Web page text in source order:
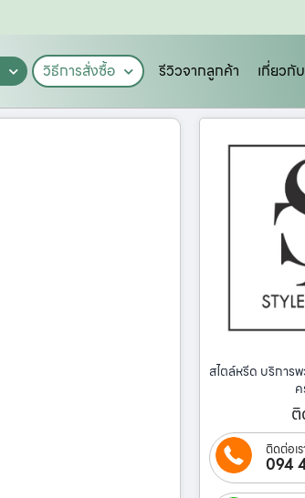
วิธีการสั่งซื้อ รีวิวจากลูกค้า เกี่ยวกับ
สไตล์หรีด บริการ
ติ
ติดต่อเร
094